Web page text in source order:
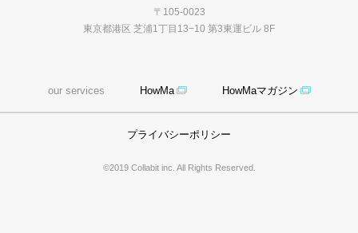
〒105-0023
東京都港区 芝浦1丁目13−10 第3東運ビル 8F
our services HowMa HowMaマガジン
プライバシーポリシー
©2019 Collabit inc. All Rights Reserved.